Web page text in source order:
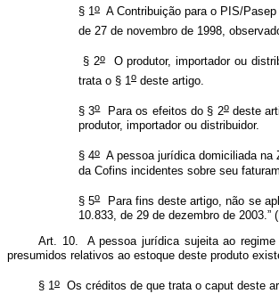
§ 1o A Contribuição para o PIS/
de 27 de novembro de 1998,
§ 2oO produtor, importador ou
trata o § 1 o deste artigo.
§ 3oPara os efeitos do § 2odeste
produtor, importador ou distribuidor.
§ 4o A pessoa jurídica domiciliada
da Cofins incidentes sobre seu
§ 5oPara fins deste artigo, não se
10.833, de 29 de dezembro de 2003.”
Art. 10. A pessoa jurídica sujeita ao regime
presumidos relativos ao estoque deste produto
§ 1o
Os créditos de que trata o caput deste